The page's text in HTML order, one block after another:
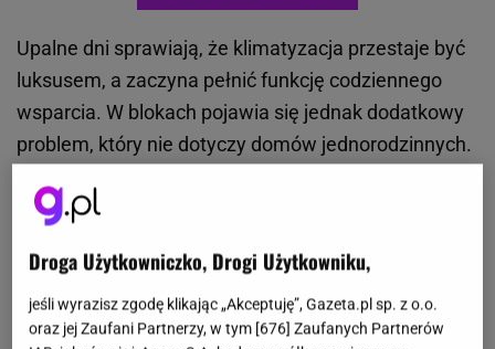
Upalne dni sprawiają, że klimatyzacja przestaje być
luksusem, a zaczyna pełnić funkcję codziennego
wsparcia. W blokach pojawia się jednak dodatkowy
problem, który nie dotyczy domów jednorodzinnych.
o jednostkę zewnętrzną. To właśnie ona najczęściej
mieszkańcami a zarządcą budynku.
Droga Użytkowniczko, Drogi Użytkowniku,
jeśli wyrazisz zgodę klikając „Akceptuję”, Gazeta.pl sp. z o.o.
oraz jej Zaufani Partnerzy, w tym [676] Zaufanych Partnerów